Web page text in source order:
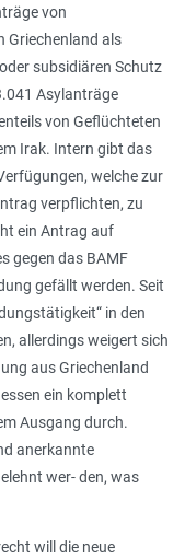
von
Griechenland als
subsidiären Schutz
Asylanträge
von Geflüchteten
Irak. Intern gibt das
welche zur
verpflichten, zu
ein Antrag auf
gegen das BAMF
gefällt werden. Seit
in den
allerdings weigert sich
aus Griechenland
ein komplett
Ausgang durch.
anerkannte
wer- den, was
will die neue